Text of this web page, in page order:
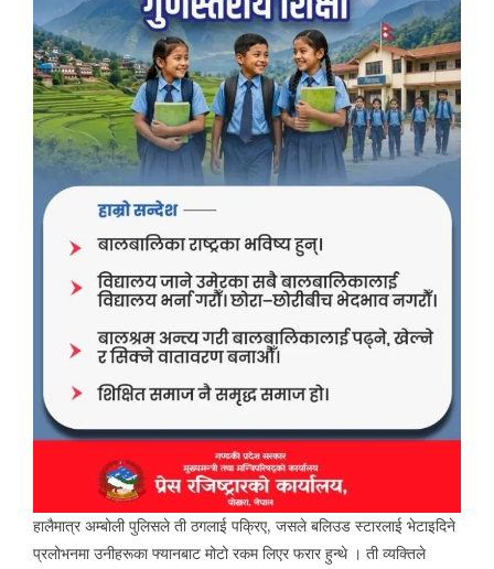
हालैमात्र अम्बोली पुलिसले ती ठगलाई पक्रिए, जसले बलिउड स्टारलाई भेटाइदिने
प्रलोभनमा उनीहरूका फ्यानबाट मोटो रकम लिएर फरार हुन्थे । ती व्यक्तिले